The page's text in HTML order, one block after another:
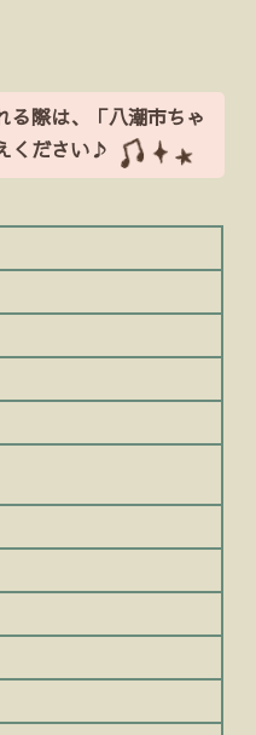
る際は、「八潮市ちゃ
ください♪